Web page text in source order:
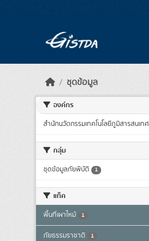
ชุดข้อมูล
องค์กร
สำนักนวัตกรรมเทคโนโลยีภูมิสารสนเทศ
กลุ่ม
ชุดข้อมูลภัยพิบัติ 1
แท็ค
พื้นที่เผาไหม้ 1
ภัยธรรมราชาติ 1